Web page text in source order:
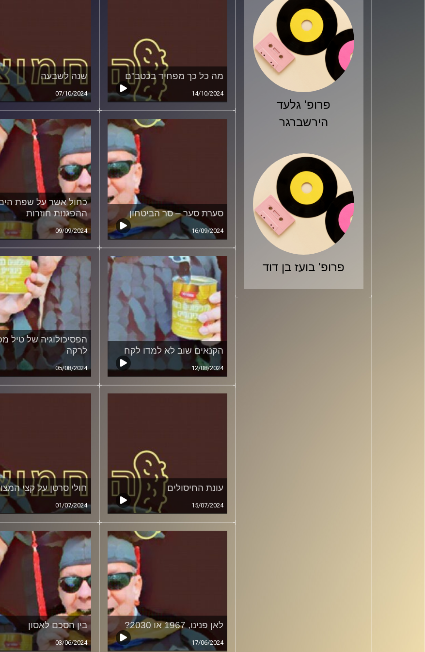
פרופ' גלעד
הירשברגר
פרופ' בועז בן דוד
מה כל כך מפחיד בכטב"ם
14/10/2024
שנה לשבעה
07/10/2024
סערת סער – סר הביטחון
16/09/2024
כחול אשר על שפת
ההפגנות חוזרות
09/09/2024
הקנאים שוב לא למדו לקח
12/08/2024
הפסיכולוגיה של טיל
לרקה
05/08/2024
עונת החיסולים
15/07/2024
חולי סרטן על קצי
01/07/2024
לאן פנינו, 1967 או 2030?
17/06/2024
בין הסכם לאסון
03/06/2024